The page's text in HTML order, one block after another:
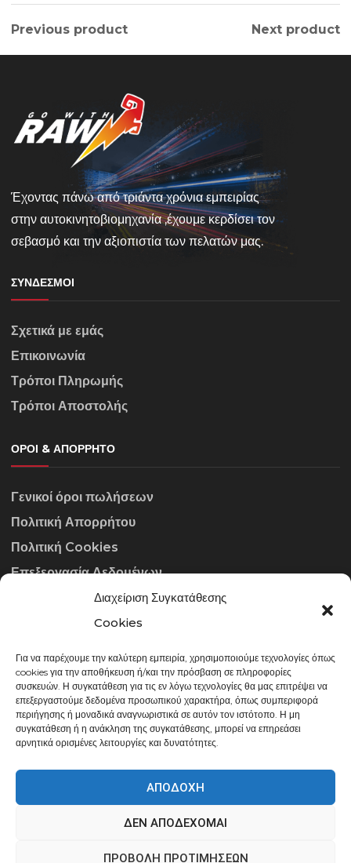
Διαχείριση Συγκατάθεσης
Cookies
Για να παρέχουμε την καλύτερη εμπειρία, χρησιμοποιούμε τεχνολογίες όπως
cookies για την αποθήκευση ή/και την πρόσβαση σε πληροφορίες
συσκευών. Η συγκατάθεση για τις εν λόγω τεχνολογίες θα μας επιτρέψει να
επεξεργαστούμε δεδομένα προσωπικού χαρακτήρα, όπως συμπεριφορά
περιήγησης ή μοναδικά αναγνωριστικά σε αυτόν τον ιστότοπο. Η μη
συγκατάθεση ή η ανάκληση της συγκατάθεσης, μπορεί να επηρεάσει
αρνητικά ορισμένες λειτουργίες και δυνατότητες.
ΑΠΟΔΟΧΉ
ΔΕΝ ΑΠΟΔΈΧΟΜΑΙ
ΠΡΟΒΟΛΉ ΠΡΟΤΙΜΉΣΕΩΝ
Previous product Next product
Έχοντας πάνω από τριάντα χρόνια εμπειρίας
στην αυτοκινητοβιομηχανία ,έχουμε κερδίσει τον
σεβασμό και την αξιοπιστία των πελατών μας.
ΣΎΝΔΕΣΜΟΙ
Σχετικά με εμάς
Επικοινωνία
Τρόποι Πληρωμής
Τρόποι Αποστολής
ΌΡΟΙ & ΑΠΌΡΡΗΤΟ
Γενικοί όροι πωλήσεων
Πολιτική Απορρήτου
Πολιτική Cookies
Επεξεργασία Δεδομένων
ΣΤΟΙΧΕΊΑ ΕΠΙΚΟΙΝΩΝΊΑΣ
info@gowithraw.gr
24310 35062
Δευ. - Παρ. 08:00 - 20:00
gowithraw.gr © 2020 | Powered by